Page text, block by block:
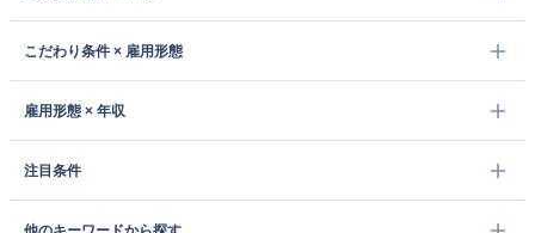
こだわり条件 × 雇用形態
雇用形態 × 年収
注目条件